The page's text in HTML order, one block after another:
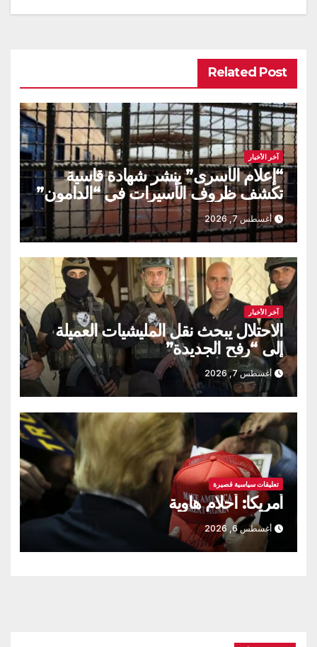
Related Post
آخر الأخبار
“إعلام الأسرى” ينشر شهادة قاسية
تكشف ظروف الأسيرات في “الدامون”
أغسطس 7, 2026
آخر الأخبار
الاحتلال يبحث نقل المليشيات العميلة
إلى “رفح الجديدة”
أغسطس 7, 2026
تعليقات سياسية قصيرة
أمريكا: أحلام هاوية
أغسطس 6, 2026